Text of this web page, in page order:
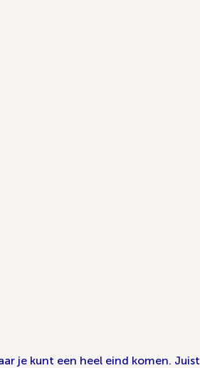
je kunt een heel eind komen. Juist